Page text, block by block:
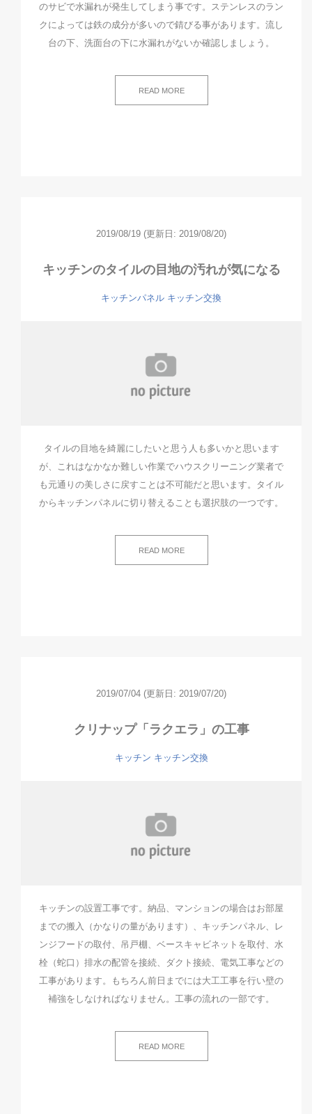
のサビで水漏れが発生してしまう事です。ステンレスのラン
クによっては鉄の成分が多いので錆びる事があります。流し
台の下、洗面台の下に水漏れがないか確認しましょう。
READ MORE
2019/08/19 (更新日: 2019/08/20)
キッチンのタイルの目地の汚れが気になる
キッチンパネル キッチン交換
タイルの目地を綺麗にしたいと思う人も多いかと思います
が、これはなかなか難しい作業でハウスクリーニング業者で
も元通りの美しさに戻すことは不可能だと思います。タイル
からキッチンパネルに切り替えることも選択肢の一つです。
READ MORE
2019/07/04 (更新日: 2019/07/20)
クリナップ「ラクエラ」の工事
キッチン キッチン交換
キッチンの設置工事です。納品、マンションの場合はお部屋
までの搬入（かなりの量があります）、キッチンパネル、レ
ンジフードの取付、吊戸棚、ベースキャビネットを取付、水
栓（蛇口）排水の配管を接続、ダクト接続、電気工事などの
工事があります。もちろん前日までには大工工事を行い壁の
補強をしなければなりません。工事の流れの一部です。
READ MORE